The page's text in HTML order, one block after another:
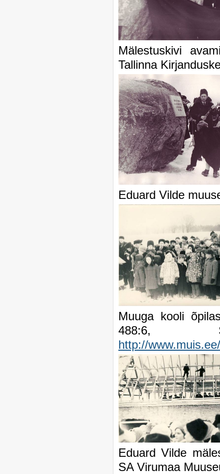
Mälestuskivi
Tallinna
Eduard Vilde
Muuga kooli
488:6,
http://
Eduard Vilde
SA Virumaa